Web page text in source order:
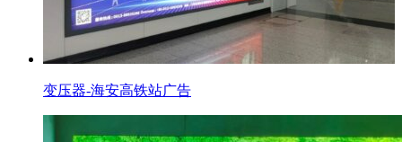
变压器-海安高铁站广告